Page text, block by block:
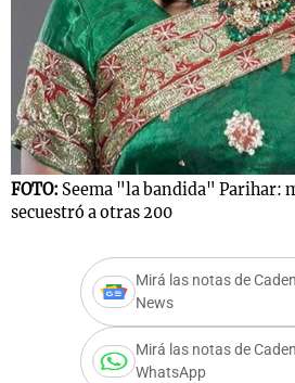
FOTO: Seema "la bandida" Parihar:
secuestró a otras 200
Mirá las notas de
News
Mirá las notas de
WhatsApp
Mundial 2026